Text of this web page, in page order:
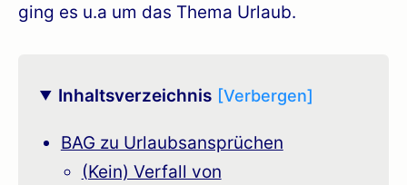
ging es u.a um das Thema Urlaub.
Inhaltsverzeichnis
BAG zu Urlaubsansprüchen
(Kein) Verfall von